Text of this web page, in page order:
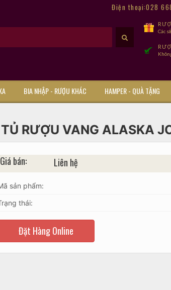
Điện thoại:028
Các
BIA NHẬP - RƯỢU KHÁC HAMPER - QUÀ TẶNG
TỦ RƯỢU VANG ALASKA
Giá bán: Liên hệ
sản phẩm:
thái:
Đặt Hàng Online